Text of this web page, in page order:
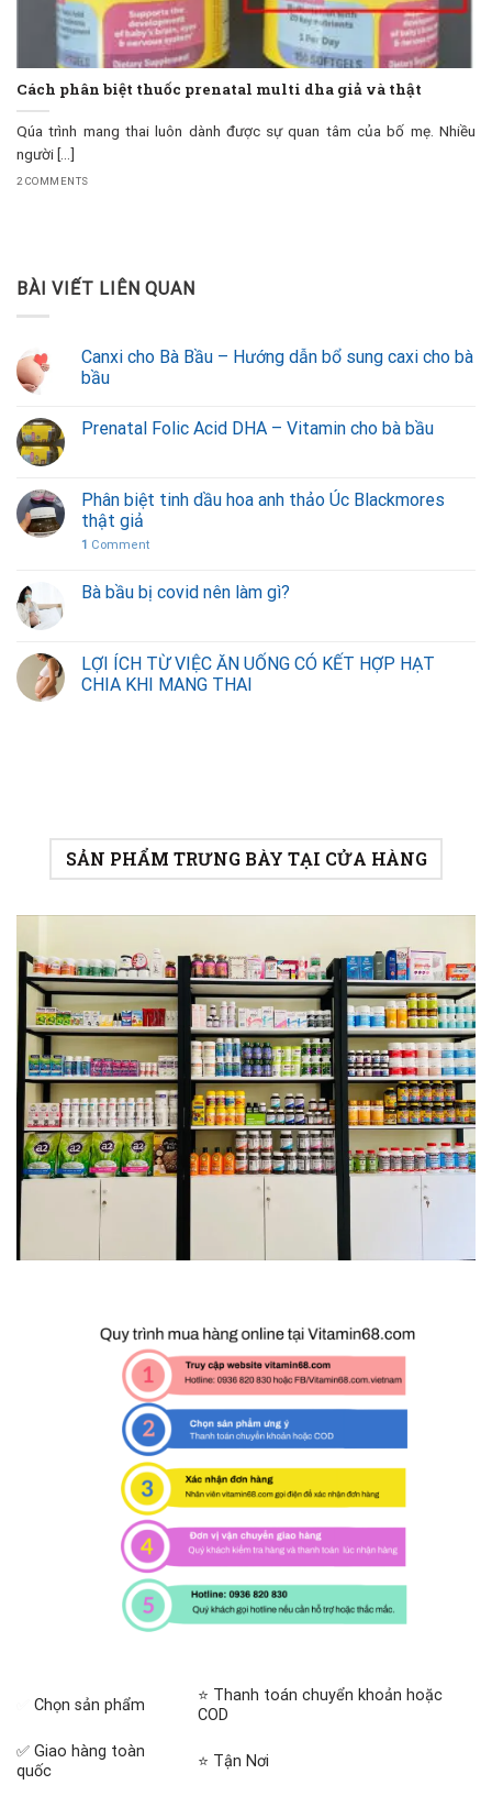
BÀI VIẾT LIÊN QUAN
Canxi cho Bà Bầu – Hướng dẫn bổ sung caxi cho bà
bầu
Prenatal Folic Acid DHA – Vitamin cho bà bầu
Phân biệt tinh dầu hoa anh thảo Úc Blackmores
thật giả
1 Comment
Bà bầu bị covid nên làm gì?
LỢI ÍCH TỪ VIỆC ĂN UỐNG CÓ KẾT HỢP HẠT
CHIA KHI MANG THAI
Cách phân biệt thuốc prenatal multi dha giả và thật
Qúa trình mang thai luôn dành được sự quan tâm của bố mẹ. Nhiều
người [...]
2 COMMENTS
SẢN PHẨM TRƯNG BÀY TẠI CỬA HÀNG
Chọn sản phẩm
⭐ Thanh toán chuyển khoản hoặc
COD
✅ Giao hàng toàn
quốc
⭐ Tận Nơi